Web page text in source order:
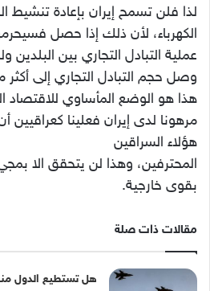
لذا فلن تسمح إيران بإعادة تنشيط
الكهرباء، لأن ذلك إذا حصل
عملية التبادل التجاري بين
وصل حجم التبادل التجاري إلى أكثر من ٢٠ مليار
هذا هو الوضع المأساوي للاقتصاد
مرهونا لدى إيران فعلينا كعراقيين
هؤلاء السراقين
المحترفين، وهذا لن يتحقق الا
بقوى خارجية.
مقالات ذات صلة
هل تستطيع الدول